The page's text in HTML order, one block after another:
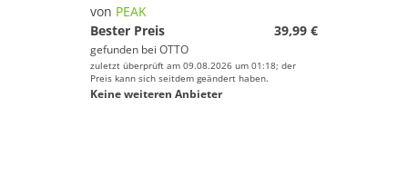
von PEAK
Bester Preis
39,99 €
gefunden bei OTTO
zuletzt überprüft am 09.08.2026 um 01:18; der
Preis kann sich seitdem geändert haben.
Keine weiteren Anbieter